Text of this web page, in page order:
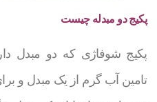
پکیج دو مبدله چیست
پکیج شوفاژی که دو مبدل
تامین آب گرم از یک مبدل و